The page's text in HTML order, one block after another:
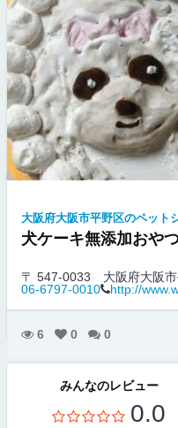
大阪府大阪市平野区のペット
犬ケーキ無添加おや
〒 547-0033
大阪府大阪
06-6797-0010
http://
6 0 0
みんなのレビュー
0.0